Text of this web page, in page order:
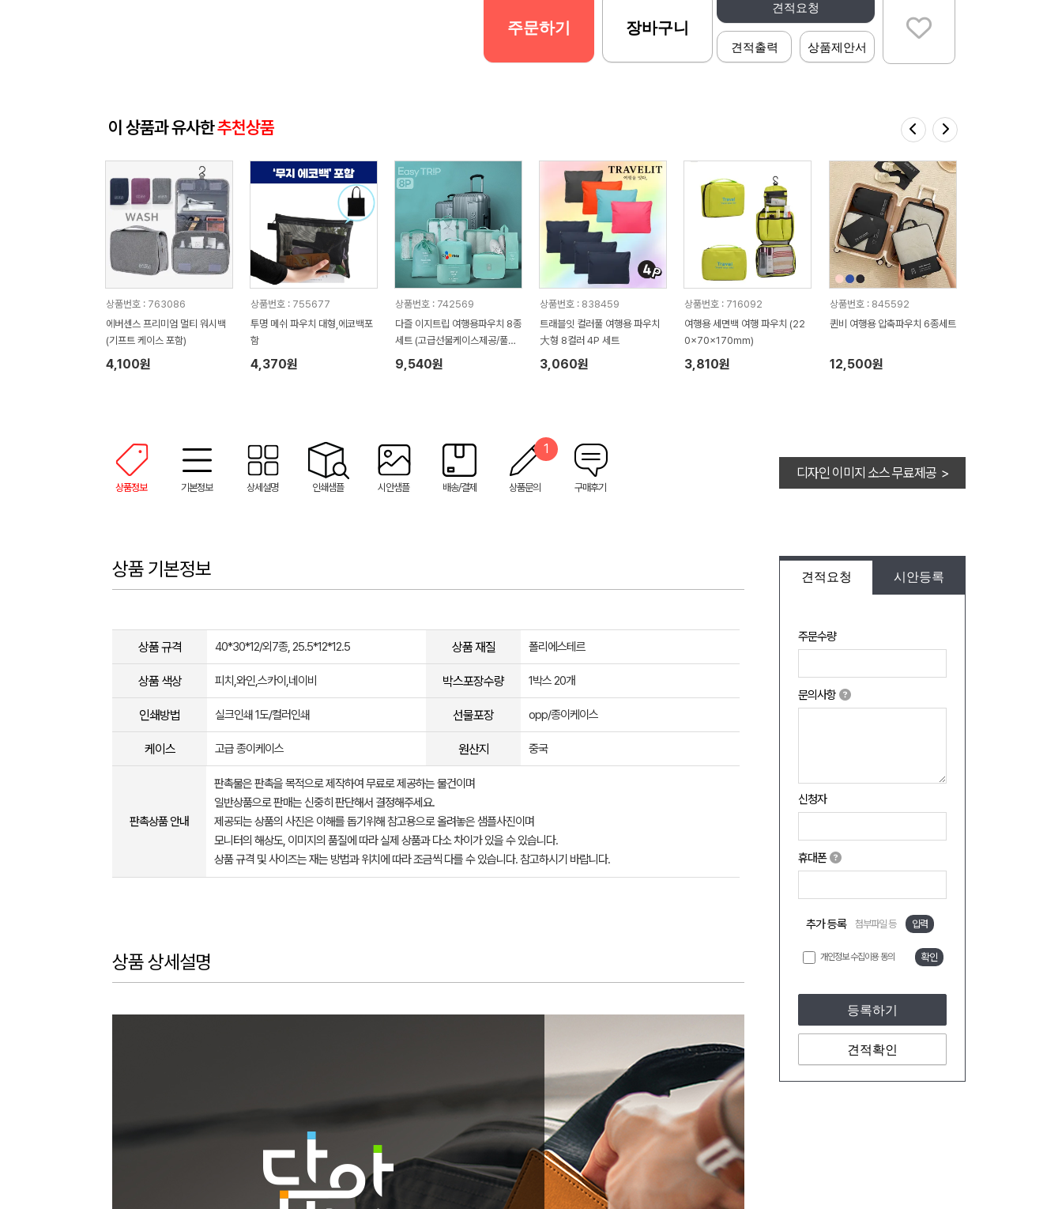
견적요청
견적출력 상품제안서
주문하기 장바구니
이 상품과 유사한추천상품
상품번호 : 763086
에버센스 프리미엄 멀티 워시백
(기프트 케이스 포함)
4,100원
상품번호 : 755677
투명 메쉬 파우치 대형,에코백포
함
4,370원
상품번호 : 742569
다즐 이지트립 여행용파우치 8종
세트 (고급선물케이스제공/풀칼
라인쇄)
9,540원
상품번호 : 838459
트래블잇 컬러풀 여행용 파우치
大형 8컬러 4P 세트
3,060원
상품번호 : 716092
여행용 세면백 여행 파우치 (22
0x70x170mm)
3,810원
상품번호 : 845592
퀸비 여행용 압축파우치 6종세트
12,500원
상품정보 기본정보 상세설명 인쇄샘플 시안샘플 배송/결제 상품문의
1
구매후기
디자인 이미지 소스 무료제공 >
견적요청 시안등록
주문수량
문의사항
신청자
휴대폰
추가 등록 첨부파일 등 입력
개인정보 수집이용 동의 확인
등록하기
견적확인
상품 기본정보
상품 규격 40*30*12/외7종, 25.5*12*12.5 상품 재질 폴리에스테르
상품 색상 피치,와인,스카이,네이비 박스포장수량 1박스 20개
인쇄방법 실크인쇄 1도/컬러인쇄 선물포장 opp/종이케이스
케이스 고급 종이케이스 원산지 중국
판촉상품 안내
판촉물은 판촉을 목적으로 제작하여 무료로 제공하는 물건이며
일반상품으로 판매는 신중히 판단해서 결정해주세요.
제공되는 상품의 사진은 이해를 돕기위해 참고용으로 올려놓은 샘플사진이며
모니터의 해상도, 이미지의 품질에 따라 실제 상품과 다소 차이가 있을 수 있습니다.
상품 규격 및 사이즈는 재는 방법과 위치에 따라 조금씩 다를 수 있습니다. 참고하시기 바랍니다.
상품 상세설명